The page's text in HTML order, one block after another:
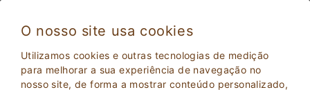
O nosso site usa cookies
Utilizamos cookies e outras tecnologias de medição
para melhorar a sua experiência de navegação no
nosso site, de forma a mostrar conteúdo personalizado,
VOCÊ ESTÁ CANSADO DE PROCURAR?